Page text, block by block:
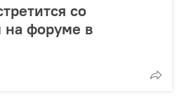
со
на форуме в